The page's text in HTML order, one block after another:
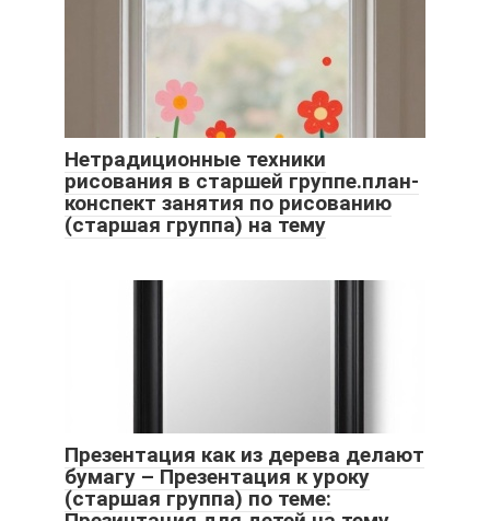
Нетрадиционные техники
рисования в старшей группе.план-
конспект занятия по рисованию
(старшая группа) на тему
Презентация как из дерева делают
бумагу – Презентация к уроку
(старшая группа) по теме: